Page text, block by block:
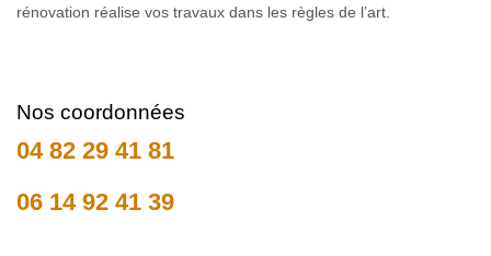
rénovation réalise vos travaux dans les règles de l’art.
Nos coordonnées
04 82 29 41 81
06 14 92 41 39